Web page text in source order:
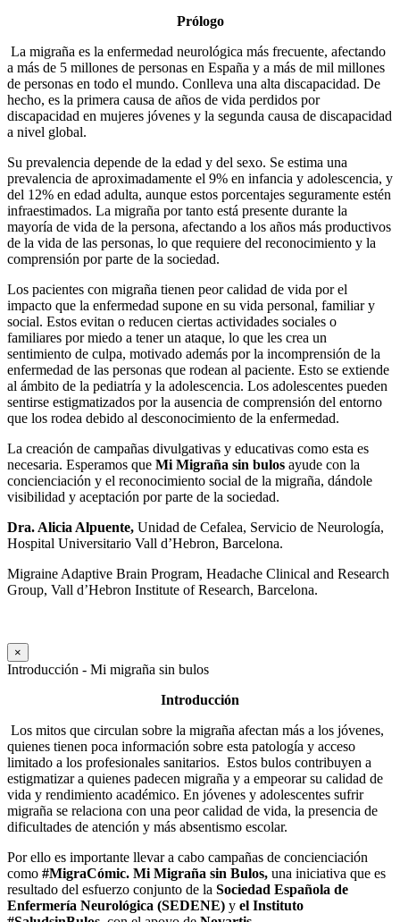
Prólogo
La migraña es la enfermedad neurológica más frecuente, afectando
a más de 5 millones de personas en España y a más de mil millones
de personas en todo el mundo. Conlleva una alta discapacidad. De
hecho, es la primera causa de años de vida perdidos por
discapacidad en mujeres jóvenes y la segunda causa de discapacidad
a nivel global.
Su prevalencia depende de la edad y del sexo. Se estima una
prevalencia de aproximadamente el 9% en infancia y adolescencia, y
del 12% en edad adulta, aunque estos porcentajes seguramente estén
infraestimados. La migraña por tanto está presente durante la
mayoría de vida de la persona, afectando a los años más productivos
de la vida de las personas, lo que requiere del reconocimiento y la
comprensión por parte de la sociedad.
Los pacientes con migraña tienen peor calidad de vida por el
impacto que la enfermedad supone en su vida personal, familiar y
social. Estos evitan o reducen ciertas actividades sociales o
familiares por miedo a tener un ataque, lo que les crea un
sentimiento de culpa, motivado además por la incomprensión de la
enfermedad de las personas que rodean al paciente. Esto se extiende
al ámbito de la pediatría y la adolescencia. Los adolescentes pueden
sentirse estigmatizados por la ausencia de comprensión del entorno
que los rodea debido al desconocimiento de la enfermedad.
La creación de campañas divulgativas y educativas como esta es
necesaria. Esperamos que Mi Migraña sin bulos ayude con la
concienciación y el reconocimiento social de la migraña, dándole
visibilidad y aceptación por parte de la sociedad.
Dra. Alicia Alpuente, Unidad de Cefalea, Servicio de Neurología,
Hospital Universitario Vall d’Hebron, Barcelona.
Migraine Adaptive Brain Program, Headache Clinical and Research
Group, Vall d’Hebron Institute of Research, Barcelona.
×
Introducción - Mi migraña sin bulos
Introducción
Los mitos que circulan sobre la migraña afectan más a los jóvenes,
quienes tienen poca información sobre esta patología y acceso
limitado a los profesionales sanitarios. Estos bulos contribuyen a
estigmatizar a quienes padecen migraña y a empeorar su calidad de
vida y rendimiento académico. En jóvenes y adolescentes sufrir
migraña se relaciona con una peor calidad de vida, la presencia de
dificultades de atención y más absentismo escolar.
Por ello es importante llevar a cabo campañas de concienciación
como #MigraCómic. Mi Migraña sin Bulos, una iniciativa que es
resultado del esfuerzo conjunto de la Sociedad Española de
Enfermería Neurológica (SEDENE) y el Instituto